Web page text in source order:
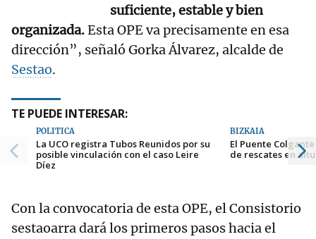
suficiente, estable y bien
organizada.Esta OPE va precisamente en esa
dirección”, señaló Gorka Álvarez, alcalde de
Sestao.
TE PUEDE INTERESAR:
POLÍTICA
La UCO registra Tubos Reunidos por su
posible vinculación con el caso Leire
Díez
BIZKAIA
El Puente
de rescates en
Con la convocatoria de esta OPE, el Consistorio
sestaoarra dará los primeros pasos hacia el